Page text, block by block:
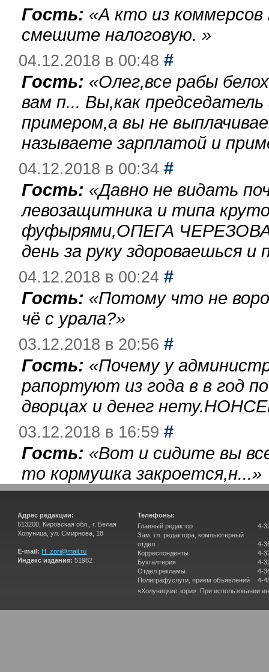
Гость: «А кто из
смешите налоговую. »
04.12.2018 в 00:48 #
Гость: «Олег,все рабы
вам п... Вы,как
примером,а вы не
называете зарплатой и
04.12.2018 в 00:34 #
Гость: «Давно не видать
левозащитника и типа
фуфырями,ОПЕГА
день за руку здороваешься
04.12.2018 в 00:24 #
Гость: «Потому что не
чё с урала?»
03.12.2018 в 20:56 #
Гость: «Почему у
рапортуют из года в в год
дворцах и денег
03.12.2018 в 16:59 #
Гость: «Вот и сидите вы
то кормушка закроется,н...»
Адрес редакции:
613200, Кировская обл., г. Белая
Холуница, ул. Смирнова, 18
E-mail: H_zori@mail.ru
Индекс издания: 51982
Телефоны:
Главный редактор
Зам. гл. редактора, компьютерный
отдел
Корреспонденты
Бухгалтерия
Отдел рекламы
Полиграфуслуги, прием объявлений
4-
4-
4-
4-
4-
4-
«Холуницкие зори». При использовании